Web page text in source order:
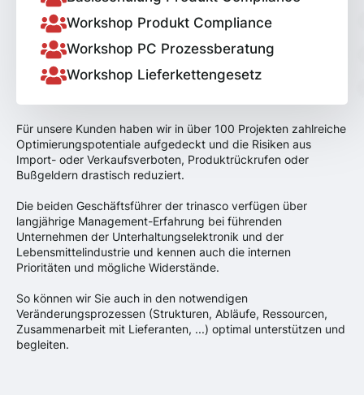
Workshop Produkt Compliance
Workshop PC Prozessberatung
Workshop Lieferkettengesetz
Für unsere Kunden haben wir in über 100 Projekten zahlreiche
Optimierungspotentiale aufgedeckt und die Risiken aus
Import- oder Verkaufsverboten, Produktrückrufen oder
Bußgeldern drastisch reduziert.
Die beiden Geschäftsführer der trinasco verfügen über
langjährige Management-Erfahrung bei führenden
Unternehmen der Unterhaltungselektronik und der
Lebensmittelindustrie und kennen auch die internen
Prioritäten und mögliche Widerstände.
So können wir Sie auch in den notwendigen
Veränderungsprozessen (Strukturen, Abläufe, Ressourcen,
Zusammenarbeit mit Lieferanten, ...) optimal unterstützen und
begleiten.